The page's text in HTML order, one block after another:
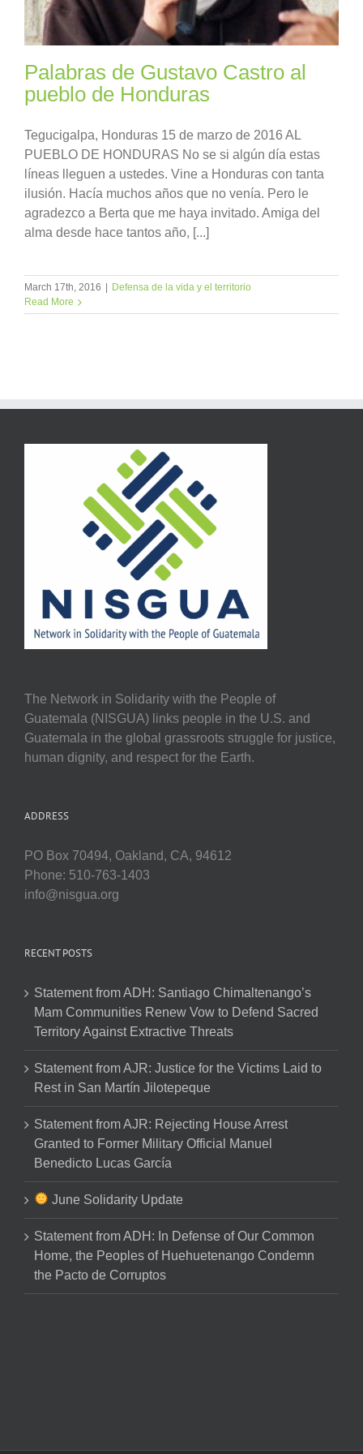
Palabras de Gustavo Castro al
pueblo de Honduras
Tegucigalpa, Honduras 15 de marzo de 2016 AL
PUEBLO DE HONDURAS No se si algún día estas
líneas lleguen a ustedes. Vine a Honduras con tanta
ilusión. Hacía muchos años que no venía. Pero le
agradezco a Berta que me haya invitado. Amiga del
alma desde hace tantos año, [...]
March 17th, 2016 | Defensa de la vida y el territorio
Read More
The Network in Solidarity with the People of
Guatemala (NISGUA) links people in the U.S. and
Guatemala in the global grassroots struggle for justice,
human dignity, and respect for the Earth.
ADDRESS
PO Box 70494, Oakland, CA, 94612
Phone: 510-763-1403
info@nisgua.org
RECENT POSTS
Statement from ADH: Santiago Chimaltenango’s
Mam Communities Renew Vow to Defend Sacred
Territory Against Extractive Threats
Statement from AJR: Justice for the Victims Laid to
Rest in San Martín Jilotepeque
Statement from AJR: Rejecting House Arrest
Granted to Former Military Official Manuel
Benedicto Lucas García
June Solidarity Update
Statement from ADH: In Defense of Our Common
Home, the Peoples of Huehuetenango Condemn
the Pacto de Corruptos